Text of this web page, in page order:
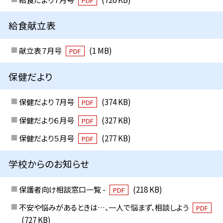
給食献立表
献立表７月号 PDF (1 MB)
保健だより
保健だより 7月号 PDF
(374 KB)
保健だより６月号
PDF
(327 KB)
保健だより５月号
PDF (277 KB)
学校からのお知らせ
保護者向け相談窓口一覧 - PDF
(218 KB)
不安や悩みがあるときは…、一人で悩まず、相談しよう
PDF
(727 KB)